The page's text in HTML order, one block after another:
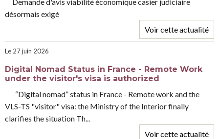
désormais exigé
Voir cette actualité
Le 27 juin 2026
Digital Nomad Status in France - Remote Work
under the visitor's visa is authorized
“Digital nomad” status in France - Remote work and the
VLS-TS "visitor" visa: the Ministry of the Interior finally
clarifies the situation Th...
Voir cette actualité